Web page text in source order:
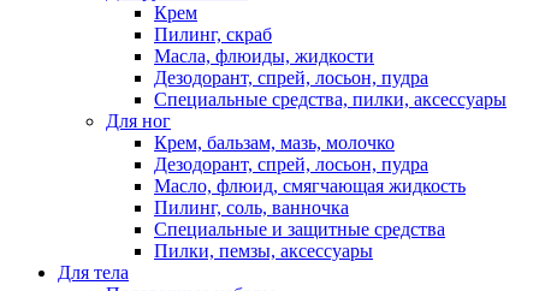
Крем
Пилинг, скраб
Масла, флюиды, жидкости
Дезодорант, спрей, лосьон, пудра
Специальные средства, пилки, аксессуары
Для ног
Крем, бальзам, мазь, молочко
Дезодорант, спрей, лосьон, пудра
Масло, флюид, смягчающая жидкость
Пилинг, соль, ванночка
Специальные и защитные средства
Пилки, пемзы, аксессуары
Для тела